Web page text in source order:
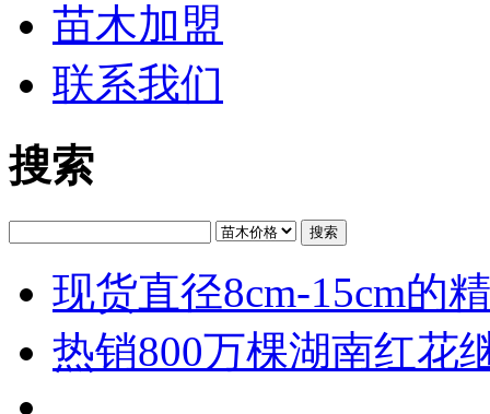
苗木加盟
联系我们
搜索
搜索
现货直径8cm-15cm的
热销800万棵湖南红花